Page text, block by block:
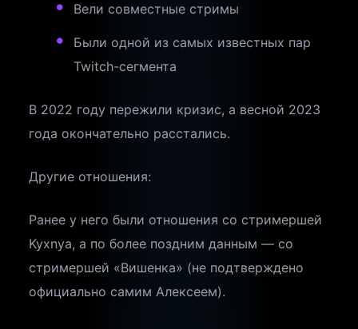
Вели совместные стримы
Были одной из самых известных пар
Twitch-сегмента
В 2022 году пережили кризис, а весной 2023
года окончательно расстались.
Другие отношения:
Ранее у него были отношения со стримершей
Kyxnya, а по более поздним данным — со
стримершей «Вишенка» (не подтверждено
официально самим Алексеем).